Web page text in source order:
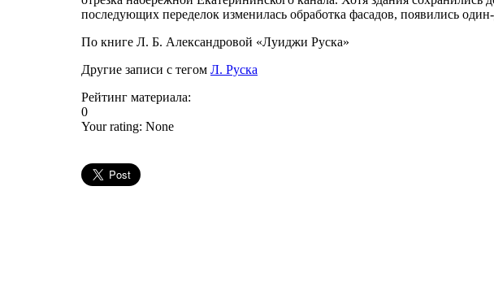
последующих переделок изменилась обработка фасадов, появились
По книге Л. Б. Александровой «Луиджи Руска»
Другие записи с тегом Л. Руска
Рейтинг материала:
0
Your rating: None